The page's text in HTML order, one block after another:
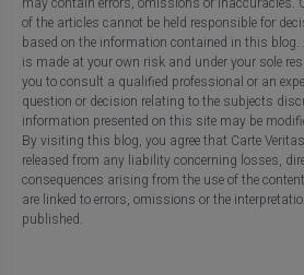
of the articles cannot be held responsible for
based on the information contained in this
is made at your own risk and under your sole
you to consult a qualified professional or an
question or decision relating to the subjects
information presented on this site may be
By visiting this blog, you agree that Carte
released from any liability concerning losses,
consequences arising from the use of the
are linked to errors, omissions or the
published.